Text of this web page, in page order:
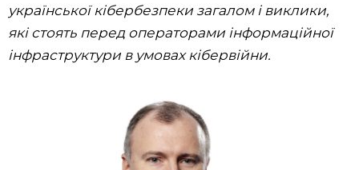
української кібербезпеки загалом і виклики,
які стоять перед операторами інформаційної
інфраструктури в умовах кібервійни.